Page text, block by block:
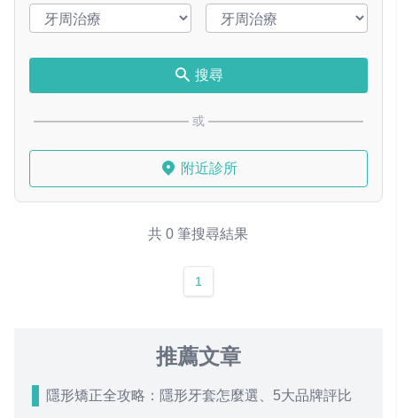
搜尋
或
附近診所
共 0 筆搜尋結果
1
推薦文章
隱形矯正全攻略：隱形牙套怎麼選、5大品牌評比